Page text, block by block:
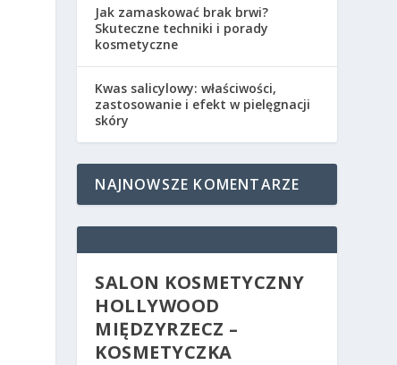
Jak zamaskować brak brwi?
Skuteczne techniki i porady
kosmetyczne
Kwas salicylowy: właściwości,
zastosowanie i efekt w pielęgnacji
skóry
NAJNOWSZE KOMENTARZE
SALON KOSMETYCZNY
HOLLYWOOD
MIĘDZYRZECZ –
KOSMETYCZKA